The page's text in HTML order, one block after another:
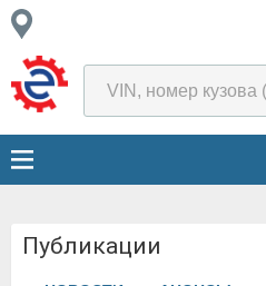
Публикации